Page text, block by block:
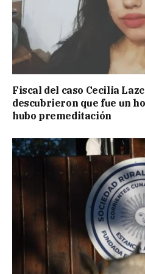
Fiscal del caso Cecilia
descubrieron que fue un
hubo premeditación